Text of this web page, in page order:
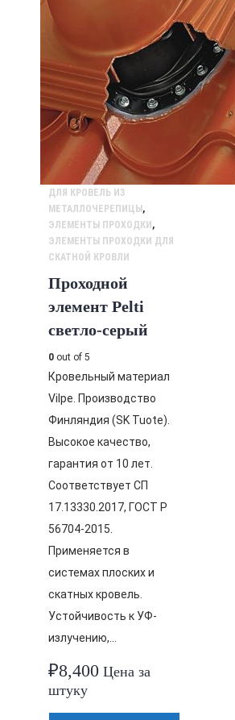
ДЛЯ КРОВЕЛЬ ИЗ
МЕТАЛЛОЧЕРЕПИЦЫ ,
ЭЛЕМЕНТЫ ПРОХОДКИ ,
ЭЛЕМЕНТЫ ПРОХОДКИ ДЛЯ
СКАТНОЙ КРОВЛИ
Проходной
элемент Pelti
светло-серый
0 out of 5
Кровельный материал
Vilpe. Производство
Финляндия (SK Tuote).
Высокое качество,
гарантия от 10 лет.
Соответствует СП
17.13330.2017, ГОСТ Р
56704-2015.
Применяется в
системах плоских и
скатных кровель.
Устойчивость к УФ-
излучению,…
₽8,400 Цена за
штуку